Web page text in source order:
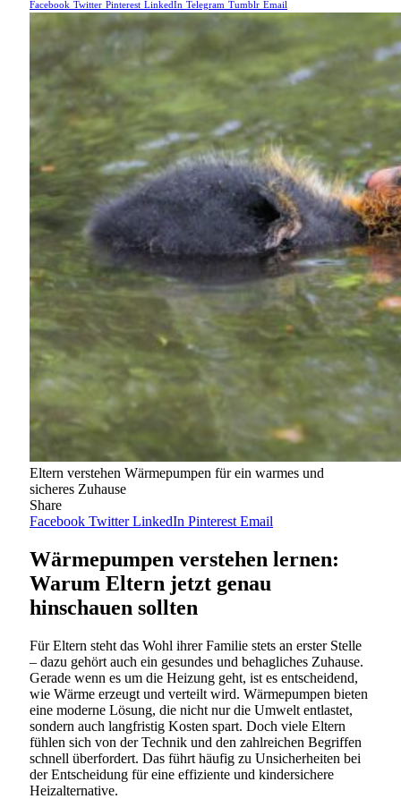
Facebook Twitter Pinterest LinkedIn Telegram Tumblr Email
Eltern verstehen Wärmepumpen für ein warmes und
sicheres Zuhause
Share
Facebook Twitter LinkedIn Pinterest Email
Wärmepumpen verstehen lernen:
Warum Eltern jetzt genau
hinschauen sollten
Für Eltern steht das Wohl ihrer Familie stets an erster Stelle
– dazu gehört auch ein gesundes und behagliches Zuhause.
Gerade wenn es um die Heizung geht, ist es entscheidend,
wie Wärme erzeugt und verteilt wird. Wärmepumpen bieten
eine moderne Lösung, die nicht nur die Umwelt entlastet,
sondern auch langfristig Kosten spart. Doch viele Eltern
fühlen sich von der Technik und den zahlreichen Begriffen
schnell überfordert. Das führt häufig zu Unsicherheiten bei
der Entscheidung für eine effiziente und kindersichere
Heizalternative.